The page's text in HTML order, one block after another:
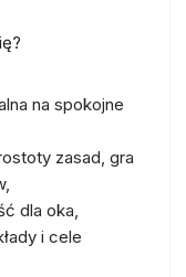
na spokojne
zasad, gra
dla oka,
i cele